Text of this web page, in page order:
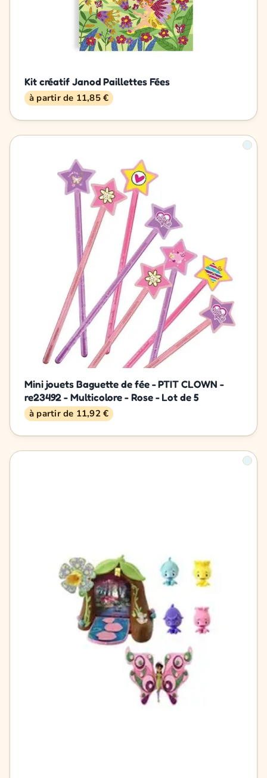
Kit créatif Janod Paillettes Fées
à partir de 11,85 €
Mini jouets Baguette de fée - PTIT CLOWN -
re23492 - Multicolore - Rose - Lot de 5
à partir de 11,92 €